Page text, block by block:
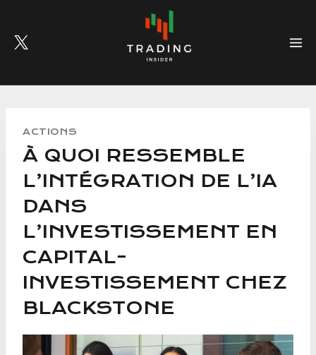
content
ACTIONS
À QUOI RESSEMBLE
L’INTÉGRATION DE L’IA
DANS
L’INVESTISSEMENT EN
CAPITAL-
INVESTISSEMENT CHEZ
BLACKSTONE